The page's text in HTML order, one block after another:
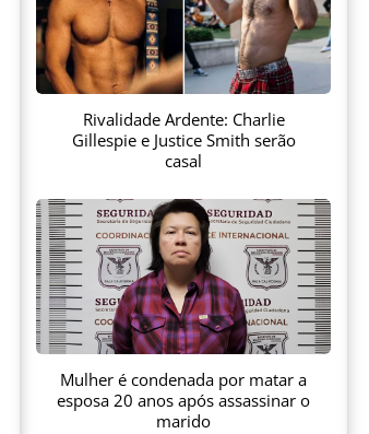
Rivalidade Ardente: Charlie
Gillespie e Justice Smith serão
casal
Mulher é condenada por matar a
esposa 20 anos após assassinar o
marido